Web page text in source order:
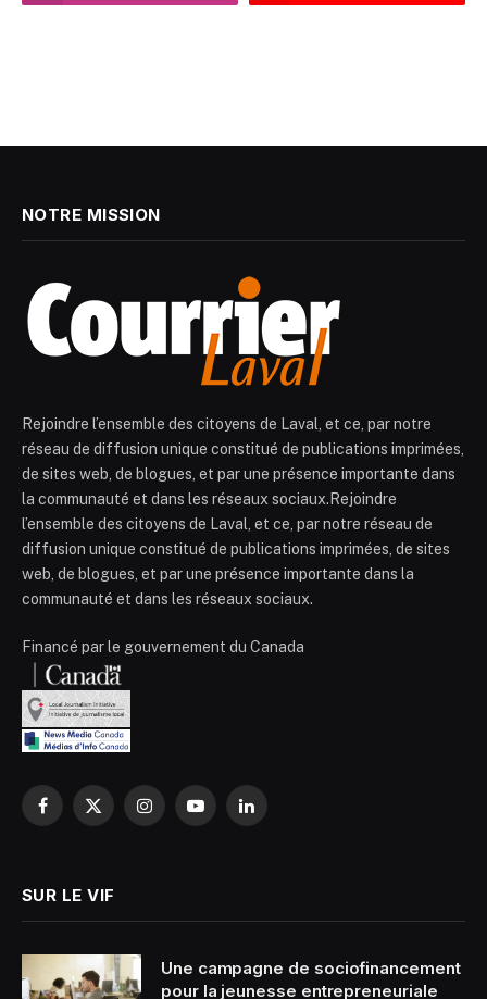
NOTRE MISSION
Rejoindre l’ensemble des citoyens de Laval, et ce, par notre
réseau de diffusion unique constitué de publications imprimées,
de sites web, de blogues, et par une présence importante dans
la communauté et dans les réseaux sociaux.Rejoindre
l’ensemble des citoyens de Laval, et ce, par notre réseau de
diffusion unique constitué de publications imprimées, de sites
web, de blogues, et par une présence importante dans la
communauté et dans les réseaux sociaux.
Financé par le gouvernement du Canada
Facebook
X
InstagramYouTubeLinkedIn
SUR LE VIF
Une campagne de sociofinancement
pour la jeunesse entrepreneuriale